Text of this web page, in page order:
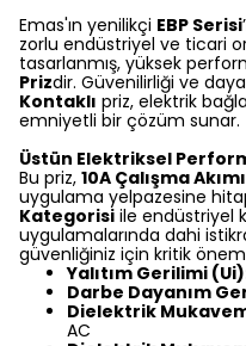
Emas'ın yenilikçi EBP Serisi
zorlu endüstriyel ve ticari
tasarlanmış, yüksek
Prizdir. Güvenilirliği ve
Kontaklı priz, elektrik
emniyetli bir çözüm sunar.
Üstün Elektriksel
Bu priz, 10A Çalışma Akımı
uygulama yelpazesine
Kategorisi ile endüstriyel
uygulamalarında dahi
güvenliğiniz için kritik
Yalıtım Gerilimi
Darbe Dayanım
Dielektrik
AC